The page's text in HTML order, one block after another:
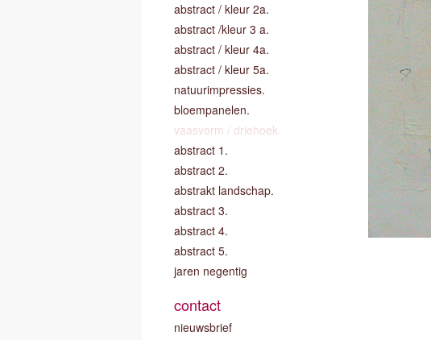
abstract / kleur 2a.
abstract /kleur 3 a.
abstract / kleur 4a.
abstract / kleur 5a.
natuurimpressies.
bloempanelen.
vaasvorm / driehoek.
abstract 1.
abstract 2.
abstrakt landschap.
abstract 3.
abstract 4.
abstract 5.
jaren negentig
contact
nieuwsbrief